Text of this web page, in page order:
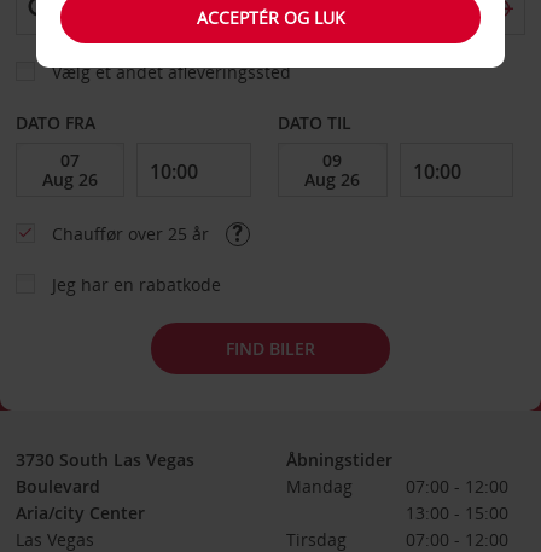
Vælg et andet afleveringssted
DATO FRA DATO TIL
Chauffør over 25 år
Jeg har en rabatkode
FIND BILER
3730 South Las Vegas
Boulevard
Aria/city Center
Las Vegas
Åbningstider
Mandag
07:00 - 12:00
13:00 - 15:00
Tirsdag
07:00 - 12:00
ACCEPTÉR OG LUK